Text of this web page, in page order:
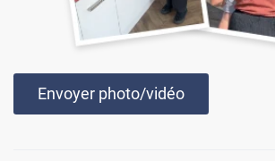
Envoyer photo/vidéo